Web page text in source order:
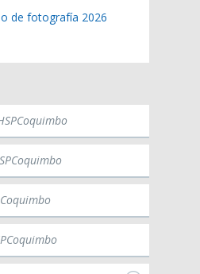
de fotografía 2026